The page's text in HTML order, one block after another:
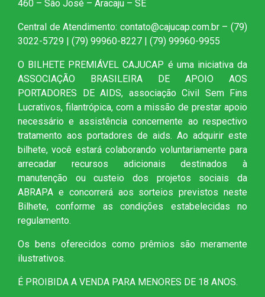
460 – São José – Aracaju – SE
Central de Atendimento: contato@cajucap.com.br – (79)
3022-5729 | (79) 99960-8227 | (79) 99960-9955
O BILHETE PREMIÁVEL CAJUCAP é uma iniciativa da
ASSOCIAÇÃO BRASILEIRA DE APOIO AOS
PORTADORES DE AIDS, associação Civil Sem Fins
Lucrativos, filantrópica, com a missão de prestar apoio
necessário e assistência concernente ao respectivo
tratamento aos portadores de aids. Ao adquirir este
bilhete, você estará colaborando voluntariamente para
arrecadar recursos adicionais destinados à
manutenção ou custeio dos projetos sociais da
ABRAPA e concorrerá aos sorteios previstos neste
Bilhete, conforme as condições estabelecidas no
regulamento.
Os bens oferecidos como prêmios são meramente
ilustrativos.
É PROIBIDA A VENDA PARA MENORES DE 18 ANOS.